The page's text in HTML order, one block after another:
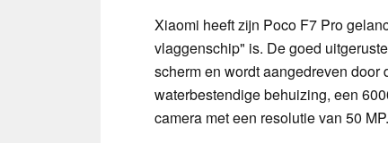
Xiaomi heeft zijn Poco F7 Pro
vlaggenschip" is. De goed
scherm en wordt aangedreven door
waterbestendige behuizing, een
camera met een resolutie van 50 MP.